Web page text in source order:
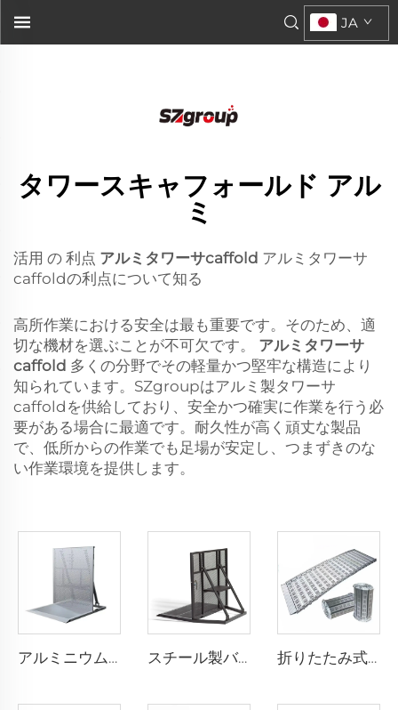
のメリットについて知りましょう...">
JA
タワースキャフォールド アル
ミ
活用 の 利点 アルミタワーサcaffold アルミタワーサ
caffoldの利点について知る
高所作業における安全は最も重要です。そのため、適
切な機材を選ぶことが不可欠です。 アルミタワーサ
caffold 多くの分野でその軽量かつ堅牢な構造により
知られています。SZgroupはアルミ製タワーサ
caffoldを供給しており、安全かつ確実に作業を行う必
要がある場合に最適です。耐久性が高く頑丈な製品
で、低所からの作業でも足場が安定し、つまずきのな
い作業環境を提供します。
アルミニウム製バリヤー スチール製バリヤー 折りたたみ式ステージ モバイル型アルミ合金活動用折りたたみステージ 段差解消スロープ付き